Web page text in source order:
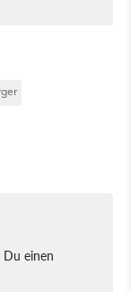
Du einen